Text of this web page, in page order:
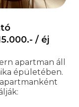
/ éj
apartman áll
épületében.